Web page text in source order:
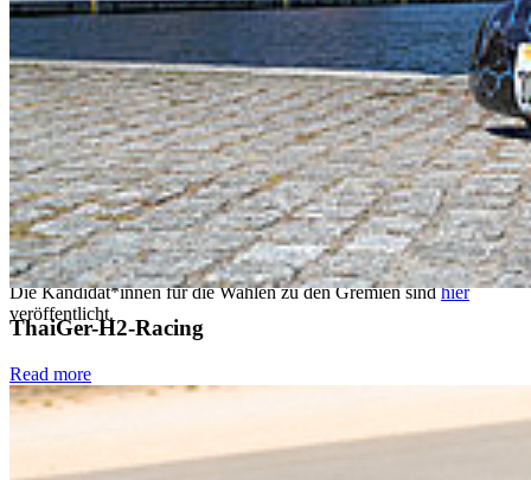
ThaiGer-H2-Racing
Read more
Studierenden einer Fakultät an der Hochschule Stralsund. Der
Fachschaftsrat, bestehend aus gewählten und aktiven Mitgliedern,
übernimmt Aufgaben wie die Betreuung von Erstsemestern, die
Beratung bei Problemen und die Mitwirkung an
Hochschulveranstaltungen. Ziel ist es, den Studienalltag
angenehmer und das Hochschulleben abwechslungsreicher zu
machen.
Wahltag und Ablauf:
Die Wahl findet am 4. Juni 2025 von 8 bis 15 Uhr inHaus
19/Raum 115statt.
Die Kandidat*innen für die Wahlen zu den Gremien sindhier
veröffentlicht.
Wahlhelfer*innen gesucht:
Für die Durchführung der Wahl werden noch Helferinnen und
Helfer ab 15 Uhr für die Auszählung gesucht.